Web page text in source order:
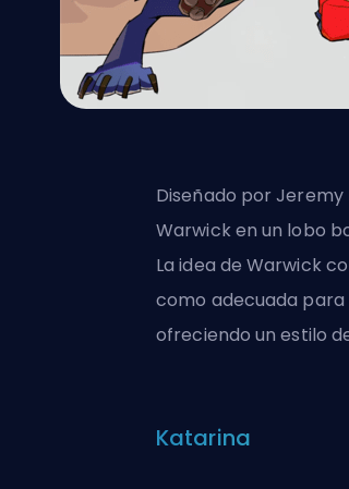
Diseñado por
Warwick en un lobo
La idea de Warwick
como adecuada para
ofreciendo un estilo
Katarina